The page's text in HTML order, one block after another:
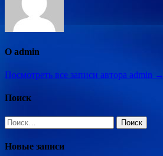
О admin
Посмотреть все записи автора admin →
Поиск
Найти:
Новые записи